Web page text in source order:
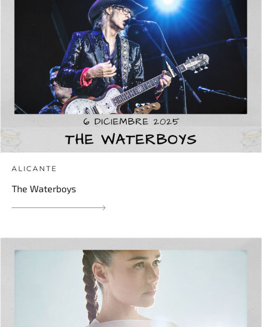
ALICANTE
The Waterboys